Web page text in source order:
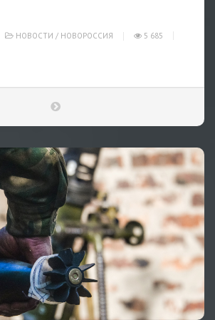
НОВОСТИ / НОВОРОССИЯ
5 685